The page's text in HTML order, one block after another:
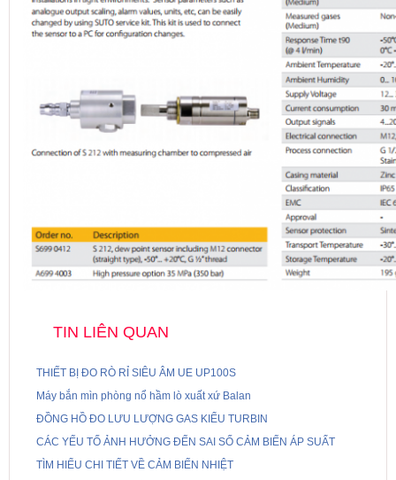
TIN LIÊN QUAN
THIẾT BỊ ĐO RÒ RỈ SIÊU ÂM UE UP100S
Máy bắn mìn phòng nổ hầm lò xuất xứ Balan
ĐỒNG HỒ ĐO LƯU LƯỢNG GAS KIỂU TURBIN
CÁC YẾU TỐ ẢNH HƯỞNG ĐẾN SAI SỐ CẢM BIẾN ÁP SUẤT
TÌM HIỂU CHI TIẾT VỀ CẢM BIẾN NHIỆT